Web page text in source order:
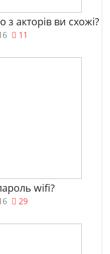
акторів ви схожі?
11
wifi?
29